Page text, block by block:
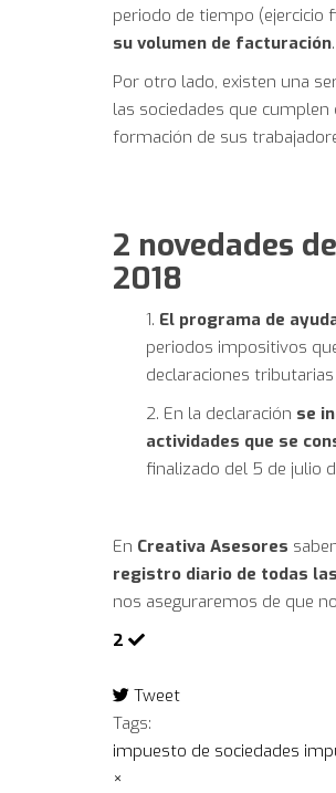
periodo de tiempo (ejercicio
su volumen de facturación.
Por otro lado, existen una
las sociedades que
formación de sus
2 novedades
2018
1. El programa de
periodos impositivos
declaraciones
2. En la declaración se
actividades que se
finalizado del 5 de julio
En Creativa Asesores
registro diario de todas
nos aseguraremos de que
2
Tweet
pinterest
Tags:
impuesto de sociedades
×